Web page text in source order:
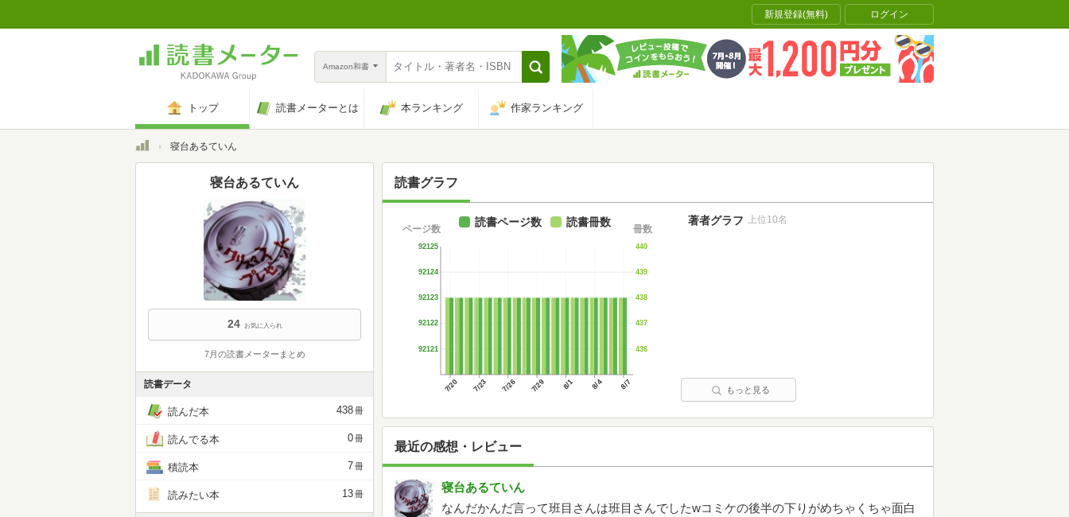
新規登録(無料) ログイン
Amazon和書
トップ 読書メーターとは 本ランキング 作家ランキング
トップ寝台あるていん
読書グラフ
7/20 7/23 7/26 7/29 8/1 8/4 8/7
92121
92122
92123
92124
92125
ページ数
436
437
438
439
440
冊数
読書ページ数 読書冊数 著者グラフ 上位10名
もっと見る
最近の感想・レビュー
寝台あるていん
なんだかんだ言って班目さんは班目さんでしたwコミケの後半の下りがめちゃくちゃ面白
寝台あるていん
24 お気に入られ
7月の読書メーターまとめ
読書データ
読んだ本 438冊
読んでる本 0冊
積読本 7冊
読みたい本 13冊